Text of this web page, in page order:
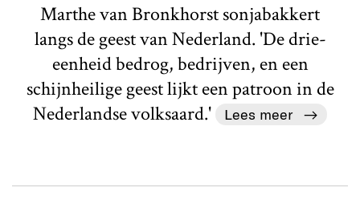
Marthe van Bronkhorst sonjabakkert
langs de geest van Nederland. 'De drie-
eenheid bedrog, bedrijven, en een
schijnheilige geest lijkt een patroon in de
Nederlandse volksaard.'
Lees meer